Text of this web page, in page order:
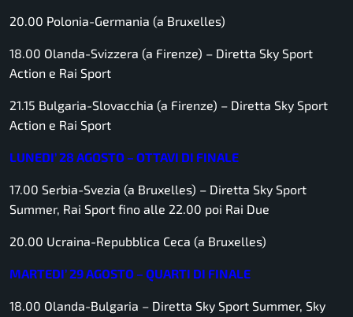
20.00 Polonia-Germania (a Bruxelles)
18.00 Olanda-Svizzera (a Firenze) – Diretta Sky Sport
Action e Rai Sport
21.15 Bulgaria-Slovacchia (a Firenze) – Diretta Sky Sport
Action e Rai Sport
LUNEDI’ 28 AGOSTO – OTTAVI DI FINALE
17.00 Serbia-Svezia (a Bruxelles) – Diretta Sky Sport
Summer, Rai Sport fino alle 22.00 poi Rai Due
20.00 Ucraina-Repubblica Ceca (a Bruxelles)
MARTEDI’ 29 AGOSTO – QUARTI DI FINALE
18.00 Olanda-Bulgaria – Diretta Sky Sport Summer, Sky